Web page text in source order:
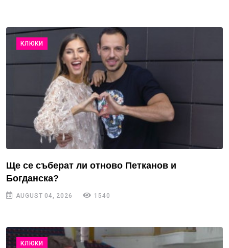
КЛЮКИ
Ще се съберат ли отново Петканов и
Богданска?
AUGUST 04, 2026 1540
КЛЮКИ